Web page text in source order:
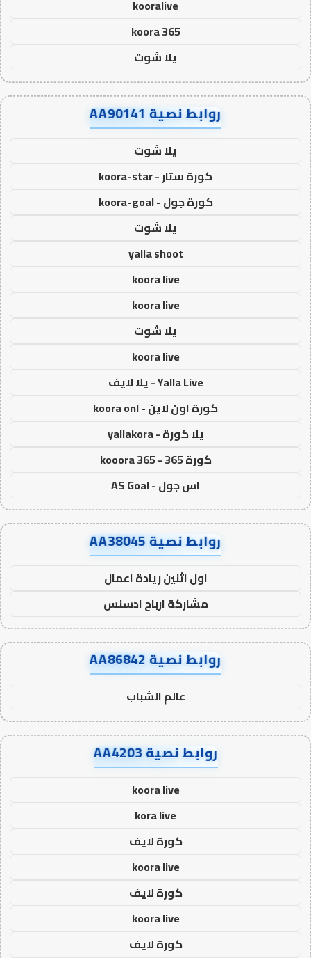
kooralive
koora 365
يلا شوت
روابط نصية AA90141
يلا شوت
كورة ستار - koora-star
كورة جول - koora-goal
يلا شوت
yalla shoot
koora live
koora live
يلا شوت
koora live
Yalla Live - يلا لايف
كورة اون لاين - koora onl
يلا كورة - yallakora
كورة 365 - kooora 365
اس جول - AS Goal
روابط نصية AA38045
اول اثنين ريادة اعمال
مشاركة ارباح ادسنس
روابط نصية AA86842
عالم الشباب
روابط نصية AA4203
koora live
kora live
كورة لايف
koora live
كورة لايف
koora live
كورة لايف